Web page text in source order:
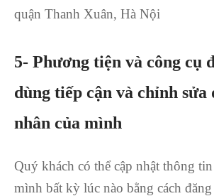
quận Thanh Xuân, Hà Nội
5- Phương tiện và công cụ
dùng tiếp cận và chỉnh sửa
nhân của mình
Quý khách có thể cập nhật thông tin
mình bất kỳ lúc nào bằng cách